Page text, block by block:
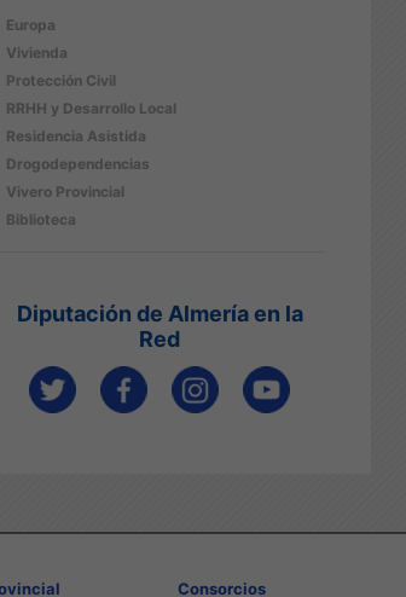
Europa
Vivienda
Protección Civil
RRHH y Desarrollo Local
Residencia Asistida
Drogodependencias
Vivero Provincial
Biblioteca
Diputación de Almería en la
Red
Consorcios